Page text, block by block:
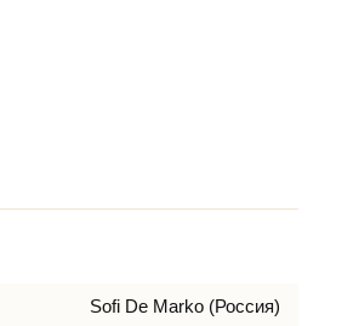
Sofi De Marko (Россия)